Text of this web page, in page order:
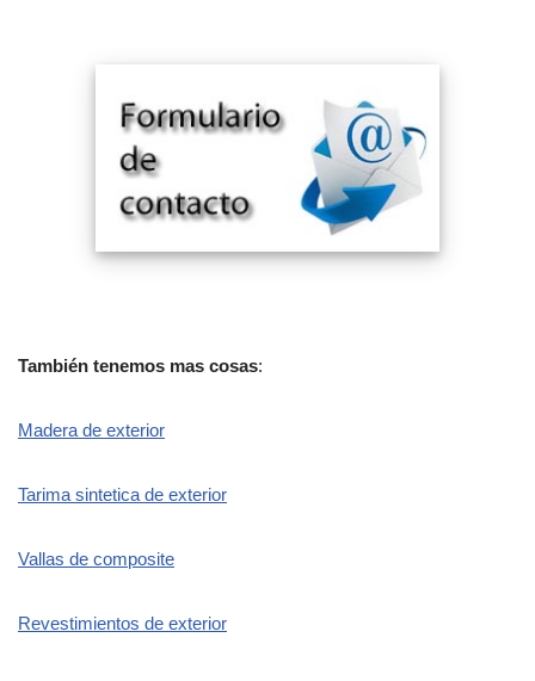
También tenemos mas cosas:
Madera de exterior
Tarima sintetica de exterior
Vallas de composite
Revestimientos de exterior